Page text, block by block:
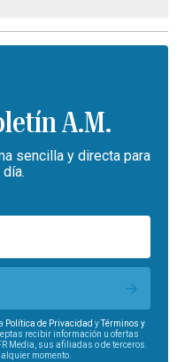
A.M.
sencilla y directa para
Política de Privacidad yTérminos y
recibir información u ofertas
Media, sus afiliadas o de terceros.
momento.